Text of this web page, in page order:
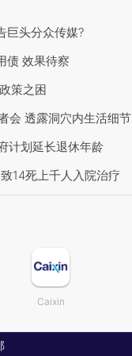
巨头分众传媒?
债 效果待察
策之困
会 透露洞穴内生活细节
计划延长退休年龄
14死上千人入院治疗
Caixin